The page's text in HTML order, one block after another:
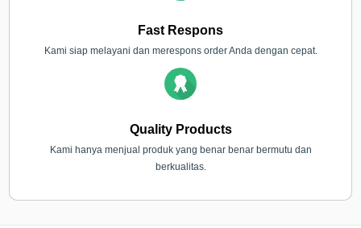
Fast Respons
Kami siap melayani dan merespons order Anda dengan cepat.
Quality Products
Kami hanya menjual produk yang benar benar bermutu dan
berkualitas.